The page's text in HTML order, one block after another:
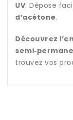
UV. Dépose
d’acétone.
Découvrez
trouvez vos